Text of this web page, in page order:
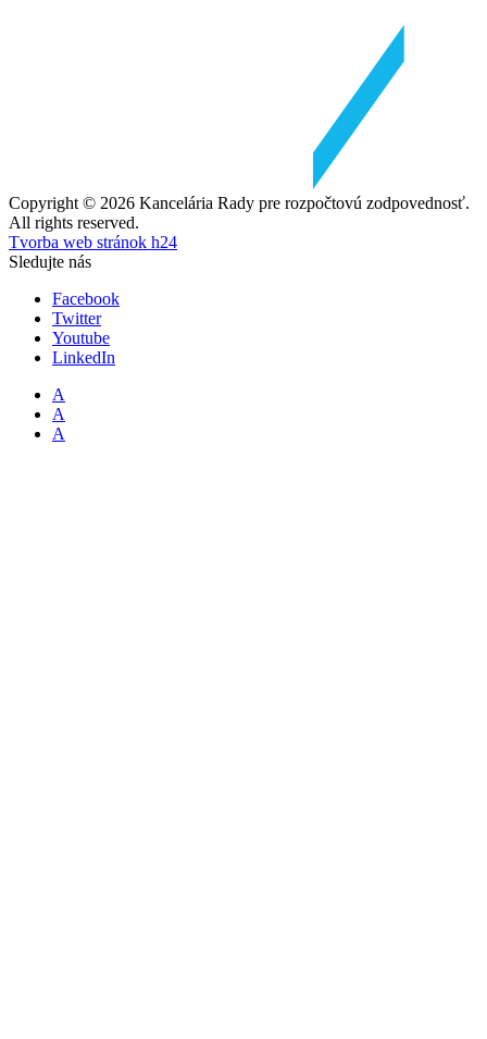
Copyright © 2026 Kancelária Rady pre rozpočtovú zodpovednosť.
All rights reserved.
Tvorba web stránok h24
Sledujte nás
Facebook
Twitter
Youtube
LinkedIn
A
A
A